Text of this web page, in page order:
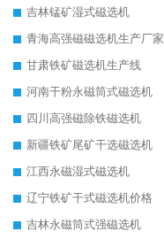
吉林锰矿湿式磁选机
青海高强磁磁选机生产厂家
甘肃铁矿磁选机生产线
河南干粉永磁筒式磁选机
四川高强磁除铁磁选机
新疆铁矿尾矿干选磁选机
江西永磁湿式磁选机
辽宁铁矿干式磁选机价格
吉林永磁筒式强磁选机